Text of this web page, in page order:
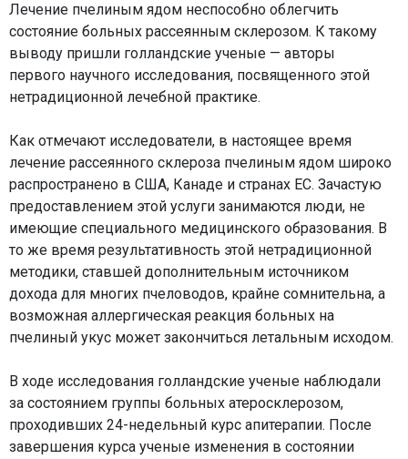
Лечение пчелиным ядом неспособно облегчить
состояние больных рассеянным склерозом. К такому
выводу пришли голландские ученые — авторы
первого научного исследования, посвященного этой
нетрадиционной лечебной практике.
Как отмечают исследователи, в настоящее время
лечение рассеянного склероза пчелиным ядом широко
распространено в США, Канаде и странах ЕС. Зачастую
предоставлением этой услуги занимаются люди, не
имеющие специального медицинского образования. В
то же время результативность этой нетрадиционной
методики, ставшей дополнительным источником
дохода для многих пчеловодов, крайне сомнительна, а
возможная аллергическая реакция больных на
пчелиный укус может закончиться летальным исходом.
В ходе исследования голландские ученые наблюдали
за состоянием группы больных атеросклерозом,
проходивших 24-недельный курс апитерапии. После
завершения курса ученые изменения в состоянии